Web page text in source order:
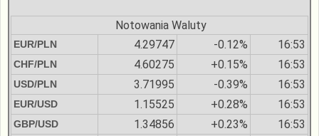
Notowania Waluty
EUR/PLN 4.29747 -0.12% 16:53
CHF/PLN 4.60275 +0.15% 16:53
USD/PLN 3.71995 -0.39% 16:53
EUR/USD 1.15525 +0.28% 16:53
GBP/USD 1.34856 +0.23% 16:53